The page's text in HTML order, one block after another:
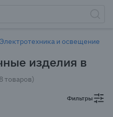
Электротехника и освещение
изделия в
товаров)
Фильтры